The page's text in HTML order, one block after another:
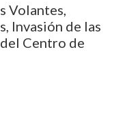
Volantes,
Invasión de las
Centro de